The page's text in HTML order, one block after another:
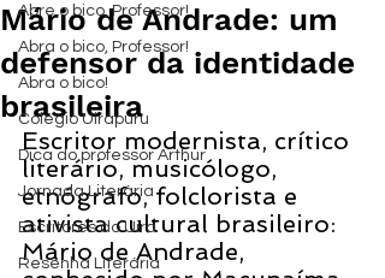
Abre o bico, Professor!
Abra o bico, Professor!
Abra o bico!
Colégio Uirapuru
Dica do professor Arthur
Jornada Literária
Escritores do Uira
Resenha Literária
Mário de Andrade: um
defensor da identidade
brasileira
Escritor modernista, crítico
literário, musicólogo,
etnógrafo, folclorista e
ativista cultural brasileiro:
Mário de Andrade,